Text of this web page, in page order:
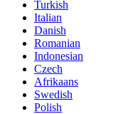
Turkish
Italian
Danish
Romanian
Indonesian
Czech
Afrikaans
Swedish
Polish